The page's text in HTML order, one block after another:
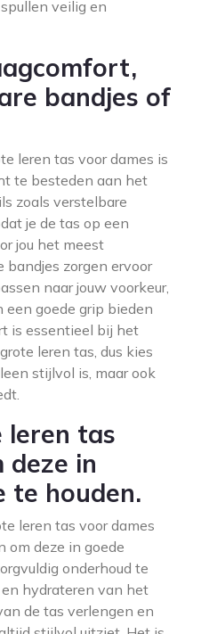
veilig en
bandjes of
leren tas voor dames is
te besteden aan het
zoals verstelbare
je de tas op een
jou het meest
bandjes zorgen ervoor
naar jouw voorkeur,
goede grip bieden
is essentieel bij het
leren tas, dus kies
stijlvol is, maar ook
leren tas
deze in
te houden.
leren tas voor dames
om deze in goede
onderhoud te
hydrateren van het
de tas verlengen en